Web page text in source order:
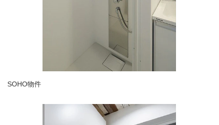
SOHO物件